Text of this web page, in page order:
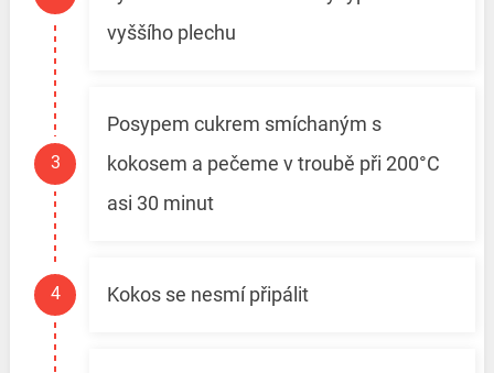
vyššího plechu
Posypem cukrem smíchaným s
kokosem a pečeme v troubě při 200°C
asi 30 minut
Kokos se nesmí připálit